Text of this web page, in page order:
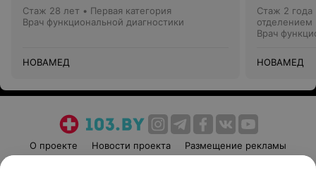
Стаж 28 лет • Первая категория
Врач функциональной диагностики
НОВАМЕД
Стаж 2 года
отделением
Врач
НОВАМЕД
О проекте Новости проекта
Размещение рекламы